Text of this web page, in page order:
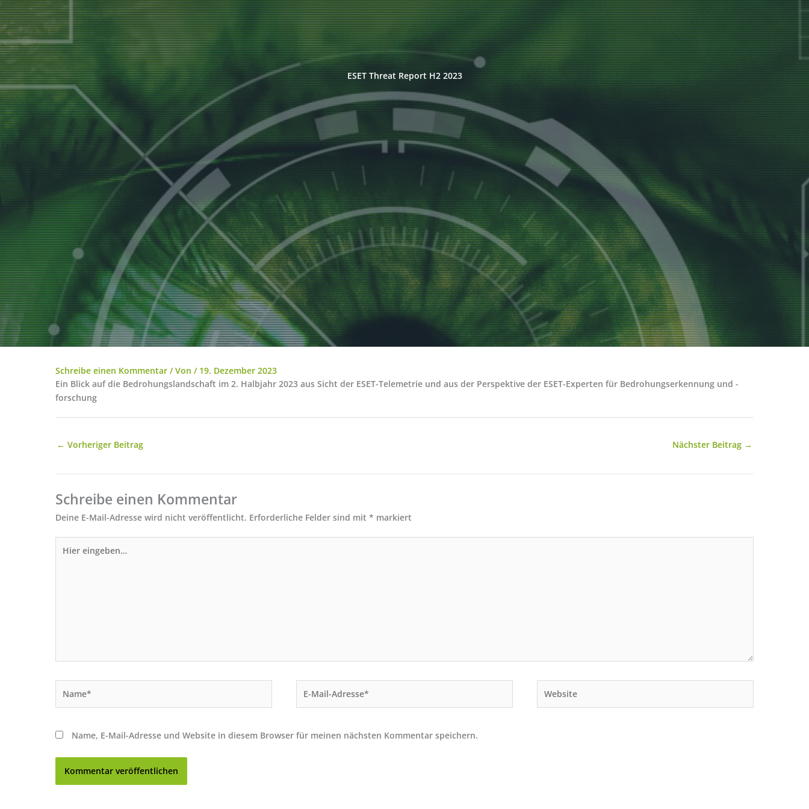
ESET Threat Report H2 2023
Schreibe einen Kommentar / Von / 19. Dezember 2023
Ein Blick auf die Bedrohungslandschaft im 2. Halbjahr 2023 aus Sicht der ESET-Telemetrie und aus der Perspektive der ESET-Experten für Bedrohungserkennung und -
forschung
← Vorheriger Beitrag Nächster Beitrag →
Schreibe einen Kommentar
Deine E-Mail-Adresse wird nicht veröffentlicht. Erforderliche Felder sind mit * markiert
eingeben…
Mail-
Name, E-Mail-Adresse und Website in diesem Browser für meinen nächsten Kommentar speichern.